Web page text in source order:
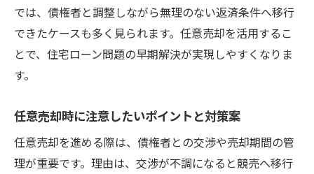
では、債権者と調整しながら無理のない返済条件へ移行
できたケースも多く見られます。任意売却を活用するこ
とで、住宅ローン問題の早期解決が実現しやすくなりま
す。
任意売却時に注意したいポイントと対策案
任意売却を進める際は、債権者との交渉や売却期間の管
理が重要です。理由は、交渉が不調になると競売へ移行